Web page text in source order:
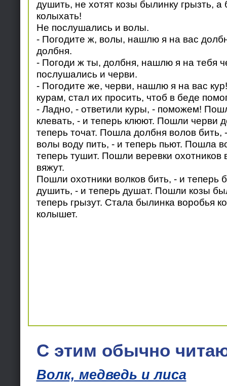
душить, не хотят козы былинку грызть,
колыхать!
Не послушались и волы.
- Погодите ж, волы, нашлю я на вас
долбня.
- Погоди ж ты, долбня, нашлю я на тебя
послушались и черви.
- Погодите же, черви, нашлю я на вас
курам, стал их просить, чтоб в беде
- Ладно, - ответили куры, - поможем!
клевать, - и теперь клюют. Пошли черви
теперь точат. Пошла долбня волов бить,
волы воду пить, - и теперь пьют. Пошла
теперь тушит. Пошли веревки охотников
вяжут.
Пошли охотники волков бить, - и теперь
душить, - и теперь душат. Пошли козы
теперь грызут. Стала былинка воробья
колышет.
С этим обычно
Волк, медведь и лиса